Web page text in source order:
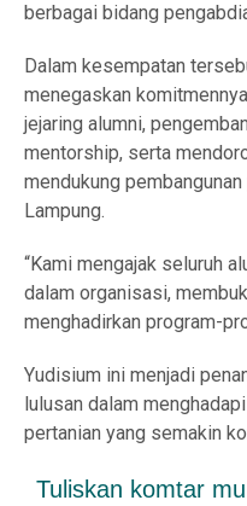
berbagai bidang
Dalam kesempatan
menegaskan
jejaring alumni,
mentorship, serta
mendukung
Lampung.
“Kami mengajak seluruh
dalam organisasi,
menghadirkan program-
Yudisium ini menjadi
lulusan dalam
pertanian yang semakin
Tuliskan komtar